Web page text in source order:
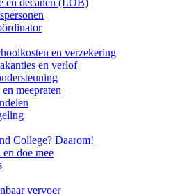
en decanen (LOB)
en verzekering
en verlof
meepraten
College? Daarom!
doe mee
vervoer